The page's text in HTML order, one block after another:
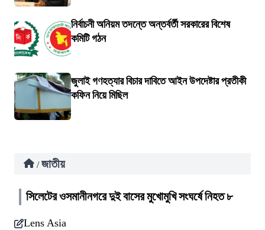
নির্বাচনী অনিয়ম তদন্তে অন্তর্বর্তী সরকারের বিশেষ
কমিটি গঠন
জুলাই গণহত্যার বিচার দাবিতে আইন উপদেষ্টার প্রতীকী
কফিন নিয়ে মিছিল
/ জাতীয়
সিলেটের ওসমানীনগরে দুই বাসের মুখোমুখি সংঘর্ষে নিহত ৮
Lens Asia